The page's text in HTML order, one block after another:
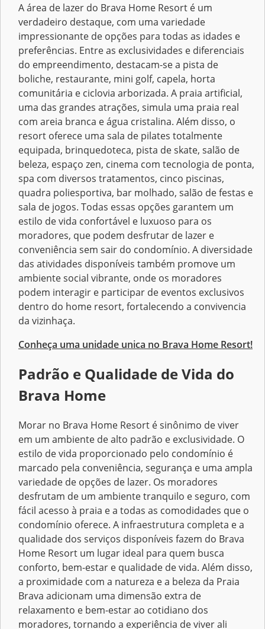
A área de lazer do Brava Home Resort é um
verdadeiro destaque, com uma variedade
impressionante de opções para todas as idades e
preferências. Entre as exclusividades e diferenciais
do empreendimento, destacam-se a pista de
boliche, restaurante, mini golf, capela, horta
comunitária e ciclovia arborizada. A praia artificial,
uma das grandes atrações, simula uma praia real
com areia branca e água cristalina. Além disso, o
resort oferece uma sala de pilates totalmente
equipada, brinquedoteca, pista de skate, salão de
beleza, espaço zen, cinema com tecnologia de ponta,
spa com diversos tratamentos, cinco piscinas,
quadra poliesportiva, bar molhado, salão de festas e
sala de jogos. Todas essas opções garantem um
estilo de vida confortável e luxuoso para os
moradores, que podem desfrutar de lazer e
conveniência sem sair do condomínio. A diversidade
das atividades disponíveis também promove um
ambiente social vibrante, onde os moradores
podem interagir e participar de eventos exclusivos
dentro do home resort, fortalecendo a convivencia
da vizinhaça.
Conheça uma unidade unica no Brava Home Resort!
Padrão e Qualidade de Vida do
Brava Home
Morar no Brava Home Resort é sinônimo de viver
em um ambiente de alto padrão e exclusividade. O
estilo de vida proporcionado pelo condomínio é
marcado pela conveniência, segurança e uma ampla
variedade de opções de lazer. Os moradores
desfrutam de um ambiente tranquilo e seguro, com
fácil acesso à praia e a todas as comodidades que o
condomínio oferece. A infraestrutura completa e a
qualidade dos serviços disponíveis fazem do Brava
Home Resort um lugar ideal para quem busca
conforto, bem-estar e qualidade de vida. Além disso,
a proximidade com a natureza e a beleza da Praia
Brava adicionam uma dimensão extra de
relaxamento e bem-estar ao cotidiano dos
moradores, tornando a experiência de viver ali